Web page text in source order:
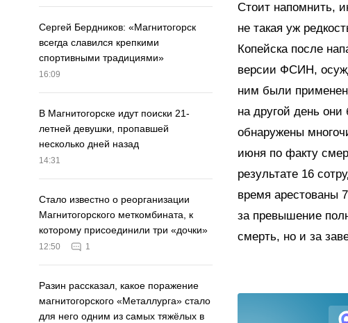
Сергей Бердников: «Магнитогорск
всегда славился крепкими
спортивными традициями»
16:09
В Магнитогорске идут поиски 21-
летней девушки, пропавшей
несколько дней назад
14:31
Стало известно о реорганизации
Магнитогорского меткомбината, к
которому присоединили три «дочки»
12:50 1
Разин рассказал, какое поражение
магнитогорского «Металлурга» стало
для него одним из самых тяжёлых в
Стоит напомнить,
не такая уж
Копейска после
версии ФСИН,
ним были
на другой день
обнаружены
июня по факту
результате 16
время арестованы
за превышение
смерть, но и за